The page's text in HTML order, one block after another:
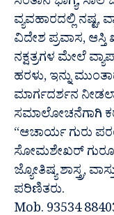
ವ್ಯವಹಾರದಲ್ಲಿ ನಷ್ಟ,
ವಿದೇಶ ಪ್ರವಾಸ,
ನಕ್ಷತ್ರಗಳ ಮೇಲೆ
ಹರಳು, ಇನ್ನು
ಮಾರ್ಗದರ್ಶನ
ಸಮಾಲೋಚನೆಗಾಗಿ
“ಆಚಾರ್ಯ ಗುರು
ಸೋಮಶೇಖರ್
ಜ್ಯೋತಿಷ್ಯ ಶಾಸ್ತ್ರ,
ಪರಿಣಿತರು.
Mob. 93534